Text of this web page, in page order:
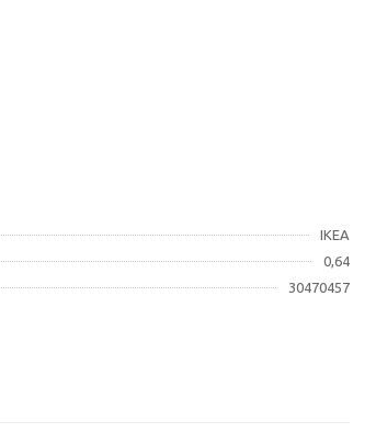
IKEA
0,64
30470457